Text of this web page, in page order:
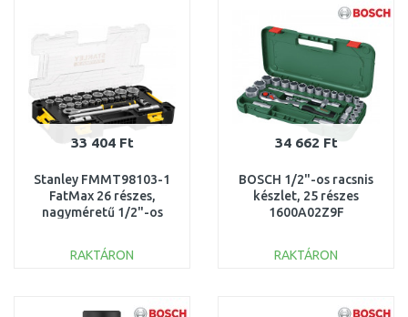
Összehasonlítás
33 404 Ft
Stanley FMMT98103-1
FatMax 26 részes,
nagyméretű 1/2"-os
Stack
RAKTÁRON
Összehasonlítás
34 662 Ft
BOSCH 1/2"-os racsnis
készlet, 25 részes
1600A02Z9F
RAKTÁRON
Összehasonlítás